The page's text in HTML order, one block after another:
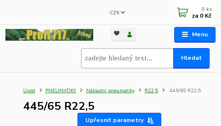
Menu
CZK
Hledat
0 ks
za 0 Kč
Úvod PNEUMATIKY Nákladní pneumatiky R22,5 445/65 R22,5
445/65 R22,5
Upřesnit parametry